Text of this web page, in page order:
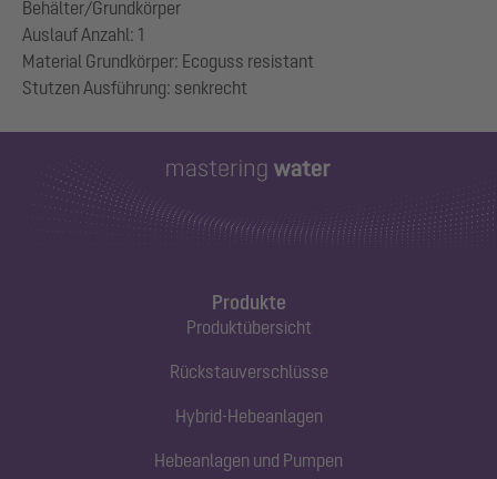
Behälter/Grundkörper
Auslauf Anzahl: 1
Material Grundkörper: Ecoguss resistant
Produkte
Produktübersicht
Rückstauverschlüsse
Hybrid-Hebeanlagen
Hebeanlagen und Pumpen